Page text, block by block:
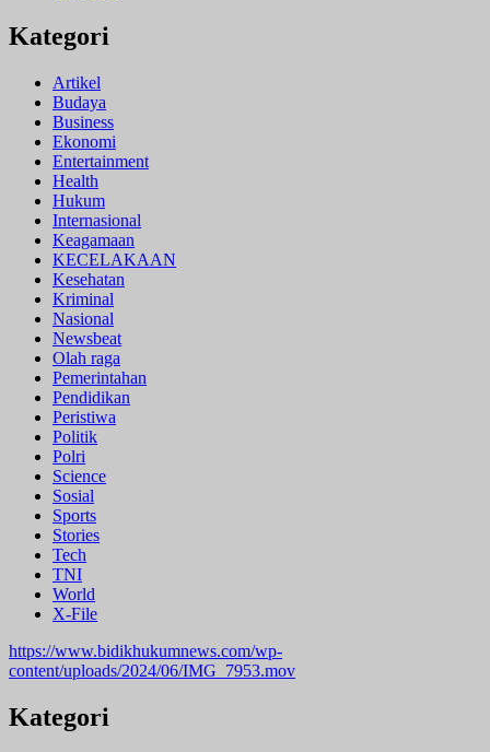
Kategori
Artikel
Budaya
Business
Ekonomi
Entertainment
Health
Hukum
Internasional
Keagamaan
KECELAKAAN
Kesehatan
Kriminal
Nasional
Newsbeat
Olah raga
Pemerintahan
Pendidikan
Peristiwa
Politik
Polri
Science
Sosial
Sports
Stories
Tech
TNI
World
X-File
https://www.bidikhukumnews.com/wp-
content/uploads/2024/06/IMG_7953.mov
Kategori